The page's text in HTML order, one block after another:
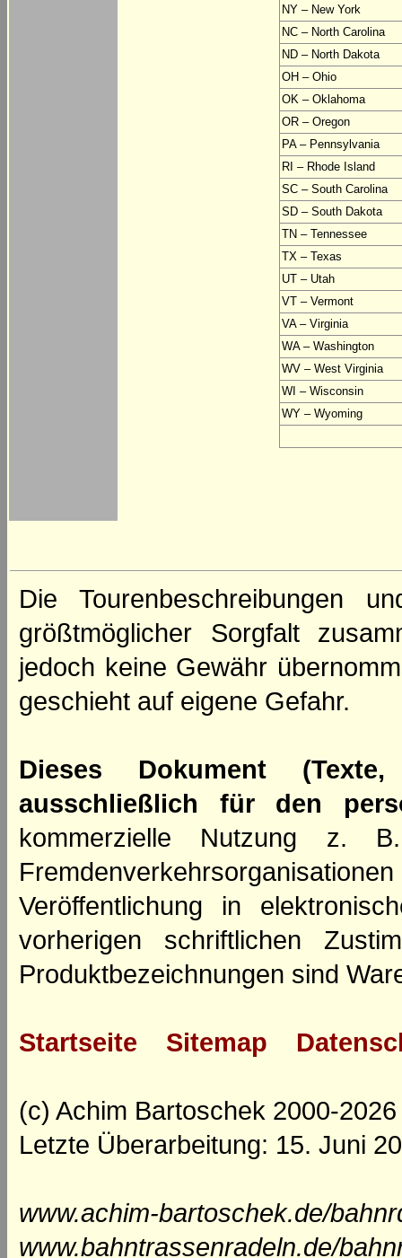
NY – New York
NC – North Carolina
ND – North Dakota
OH – Ohio
OK – Oklahoma
OR – Oregon
PA – Pennsylvania
RI – Rhode Island
SC – South Carolina
SD – South Dakota
TN – Tennessee
TX – Texas
UT – Utah
VT – Vermont
VA – Virginia
WA – Washington
WV – West Virginia
WI – Wisconsin
WY – Wyoming
Die Tourenbeschreibungen
größtmöglicher Sorgfalt
jedoch keine Gewähr
geschieht auf eigene Gefahr.
Dieses Dokument
ausschließlich für den
kommerzielle Nutzung z.
Veröffentlichung in
vorherigen schriftlichen
Produktbezeichnungen sind
Startseite Sitemap
(c) Achim Bartoschek 2000-2026
Letzte Überarbeitung: 15. Juni
www.achim-bartoschek.de/
www.bahntrassenradeln.de/